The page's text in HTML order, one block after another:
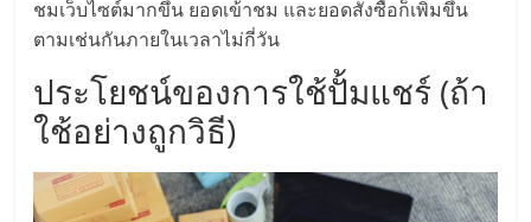
ขา
แฟ
รน
ชมเว็บไซต์มากขึ้น ยอดเข้าชม และยอดสั่งซื้อก็เพิ่มขึ้น
ตามเช่นกันภายในเวลาไม่กี่วัน
ประโยชน์ของการใช้ปั้มแชร์ (ถ้า
ใช้อย่างถูกวิธี)